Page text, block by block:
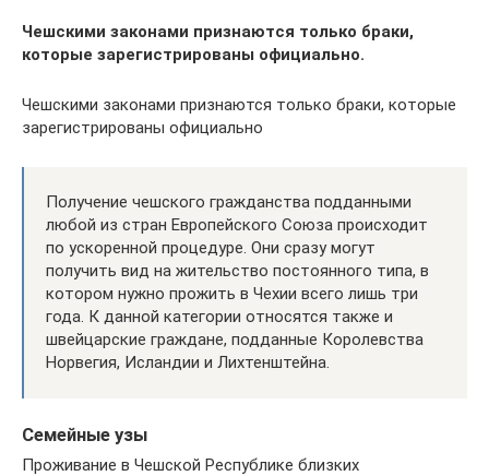
Чешскими законами признаются только браки,
которые зарегистрированы официально.
Чешскими законами признаются только браки, которые
зарегистрированы официально
Получение чешского гражданства подданными
любой из стран Европейского Союза происходит
по ускоренной процедуре. Они сразу могут
получить вид на жительство постоянного типа, в
котором нужно прожить в Чехии всего лишь три
года. К данной категории относятся также и
швейцарские граждане, подданные Королевства
Норвегия, Исландии и Лихтенштейна.
Семейные узы
Проживание в Чешской Республике близких